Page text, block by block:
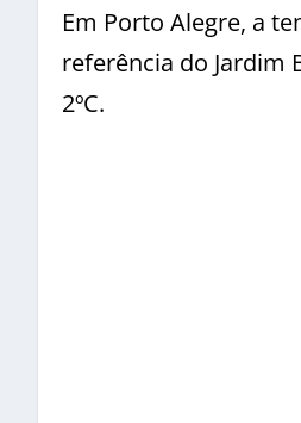
Em Porto Alegre, a
referência do Jardim
2ºC.